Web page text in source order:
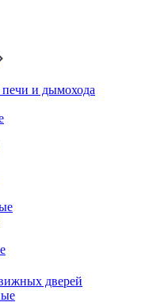
и дымохода
дверей